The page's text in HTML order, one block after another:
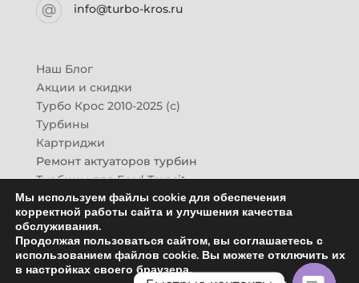
info@turbo-kros.ru
Наш Блог
Акции и скидки
Турбо Крос 2010-2025 (с)
Турбины
Картриджи
Ремонт актуаторов турбин
Турбины для Ford Transit
Турбины для Mazda CX-7
Картридж для ГАЗон-Next
Турбины HINO (Хино)
Купить новую турбину
Контакты
Мы используем файлы cookie для обеспечения
корректной работы сайта и улучшения качества
обслуживания.
Продолжая пользоваться сайтом, вы соглашаетесь с
использованием файлов cookie. Вы можете отключить их
в настройках своего браузера.